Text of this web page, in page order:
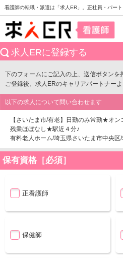
看護師の転職・派遣は「求人ER」。正社員・パー
求人ERに登録する
下のフォームにご記入の上、送信ボタンを
ご登録後、求人ERのキャリアパートナー
以下の求人について問い合わせます
【さいたま市/有老】日勤のみ常勤★オ
残業ほぼなし★駅近４分♪
有料老人ホーム/埼玉県さいたま市中央
保有資格［必須］
正看護師
保健師